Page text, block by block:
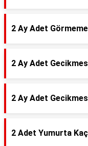
2 Ay Adet
2 Ay Adet
2 Ay Adet
2 Adet Yumurta